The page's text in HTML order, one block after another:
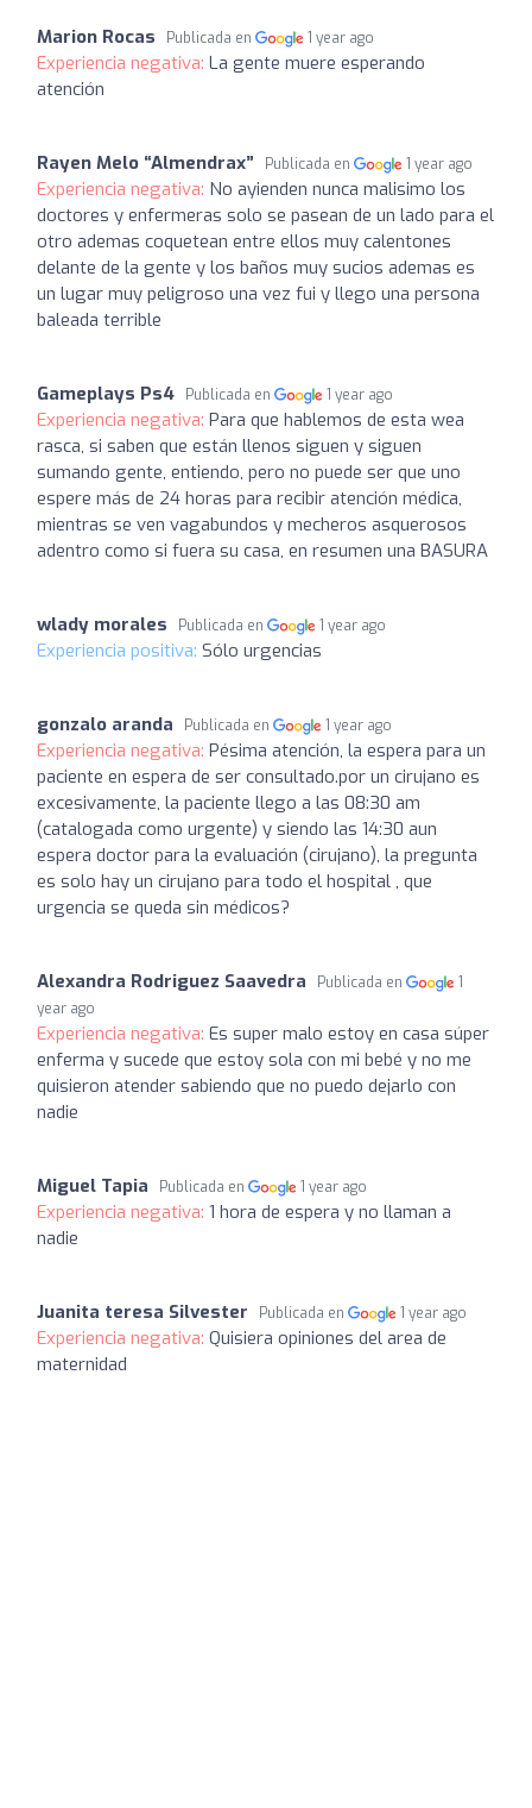
Marion Rocas Publicada en 1 year ago
Experiencia negativa: La gente muere esperando
atención
Rayen Melo “Almendrax” Publicada en 1 year ago
Experiencia negativa: No ayienden nunca malisimo los
doctores y enfermeras solo se pasean de un lado para el
otro ademas coquetean entre ellos muy calentones
delante de la gente y los baños muy sucios ademas es
un lugar muy peligroso una vez fui y llego una persona
baleada terrible
Gameplays Ps4 Publicada en 1 year ago
Experiencia negativa: Para que hablemos de esta wea
rasca, si saben que están llenos siguen y siguen
sumando gente, entiendo, pero no puede ser que uno
espere más de 24 horas para recibir atención médica,
mientras se ven vagabundos y mecheros asquerosos
adentro como si fuera su casa, en resumen una BASURA
wlady morales Publicada en 1 year ago
Experiencia positiva: Sólo urgencias
gonzalo aranda Publicada en 1 year ago
Experiencia negativa: Pésima atención, la espera para un
paciente en espera de ser consultado.por un cirujano es
excesivamente, la paciente llego a las 08:30 am
(catalogada como urgente) y siendo las 14:30 aun
espera doctor para la evaluación (cirujano), la pregunta
es solo hay un cirujano para todo el hospital , que
urgencia se queda sin médicos?
Alexandra Rodriguez Saavedra Publicada en
1
year ago
Experiencia negativa: Es super malo estoy en casa súper
enferma y sucede que estoy sola con mi bebé y no me
quisieron atender sabiendo que no puedo dejarlo con
nadie
Miguel Tapia Publicada en 1 year ago
Experiencia negativa: 1 hora de espera y no llaman a
nadie
Juanita teresa Silvester Publicada en 1 year ago
Experiencia negativa: Quisiera opiniones del area de
maternidad